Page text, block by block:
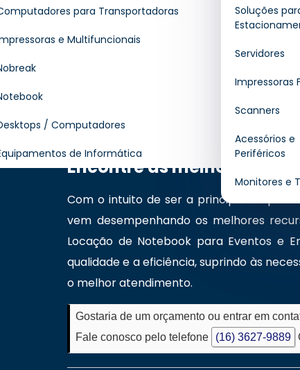
para Transportadoras
e Multifuncionais
/ Computadores
de Informática
Soluções
Servidores
Impressoras
Scanners
Acessórios e
Periféricos
Monitores e
Se você está procurando pelo
para te atender com
manutenção preventiva e corretiva,
empresa especializada em soluções em
e avançado no mercado. Quer saber
precisar, entre em contato através de
nossa equipe.
Encontre as melhores
Com o intuito de ser a principal
vem desempenhando os melhores
Locação de Notebook para Eventos e
qualidade e a eficiência, suprindo às
o melhor atendimento.
Gostaria de um orçamento ou entrar em
Fale conosco pelo telefone
(16) 3627-9889